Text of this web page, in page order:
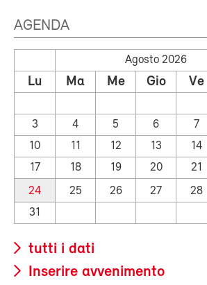
AGENDA
Agosto 2026
Lu Ma Me Gio Ve
3
4 5 6 7
10
11 12 13 14
17
18 19 20 21
24
25 26 27 28
31
tutti i dati
Inserire avvenimento